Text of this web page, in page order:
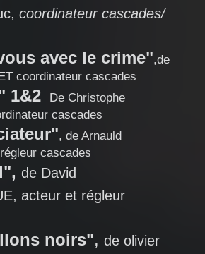
coordinateur cascades/
avec le crime",de
coordinateur cascades
1&2
De Christophe
cascades
, de Arnauld
cascades
de David
acteur et régleur
noirs", de olivier